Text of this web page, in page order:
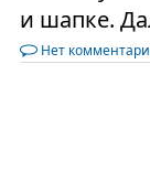
и шапке.
Нет